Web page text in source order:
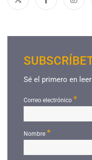
Sé el primero en
Correo electrónico *
Nombre*